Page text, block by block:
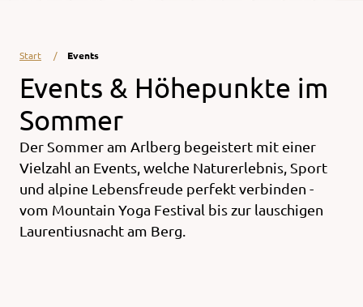
Start Events
Events & Höhepunkte im
Sommer
Der Sommer am Arlberg begeistert mit einer
Vielzahl an Events, welche Naturerlebnis, Sport
und alpine Lebensfreude perfekt verbinden -
vom Mountain Yoga Festival bis zur lauschigen
Laurentiusnacht am Berg.